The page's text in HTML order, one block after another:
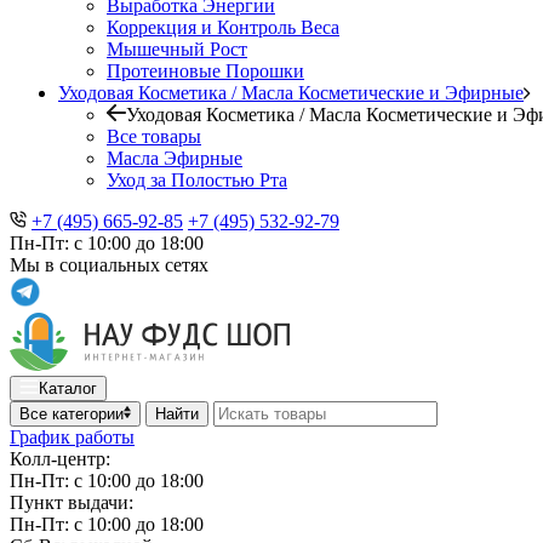
Выработка Энергии
Коррекция и Контроль Веса
Мышечный Рост
Протеиновые Порошки
Уходовая Косметика / Масла Косметические и Эфирные
Уходовая Косметика / Масла Косметические и
Все товары
Масла Эфирные
Уход за Полостью Рта
+7 (495) 665-92-85 +7 (495) 532-92-79
Пн-Пт: с 10:00 до 18:00
Мы в социальных сетях
Каталог
Все категории
Найти
График работы
Колл-центр:
Пн-Пт: с 10:00 до 18:00
Пункт выдачи:
Пн-Пт: с 10:00 до 18:00